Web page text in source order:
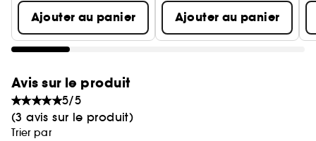
Ajouter au panier Ajouter au panier
Avis sur le produit
5/5
(3 avis sur le produit)
Trier par